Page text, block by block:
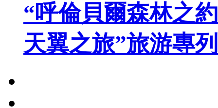
“呼倫貝爾森林之
天翼之旅”旅游專